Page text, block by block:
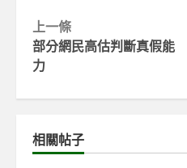
Continue
Reading
上一條
部分網民高估判斷真假能
力
相關帖子